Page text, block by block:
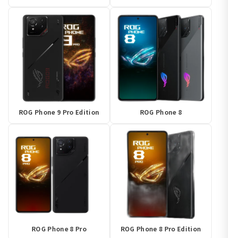
ROG Phone 9 Pro Edition ROG Phone 8
ROG Phone 8 Pro ROG Phone 8 Pro Edition